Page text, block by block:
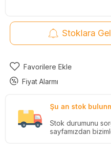
Stoklara
Favorilere Ekle
Fiyat Alarmı
Şu an stok
Stok durumunu
sayfamızdan